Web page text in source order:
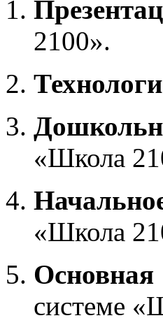
2100».
«Школа
«Школа
Основная
системе